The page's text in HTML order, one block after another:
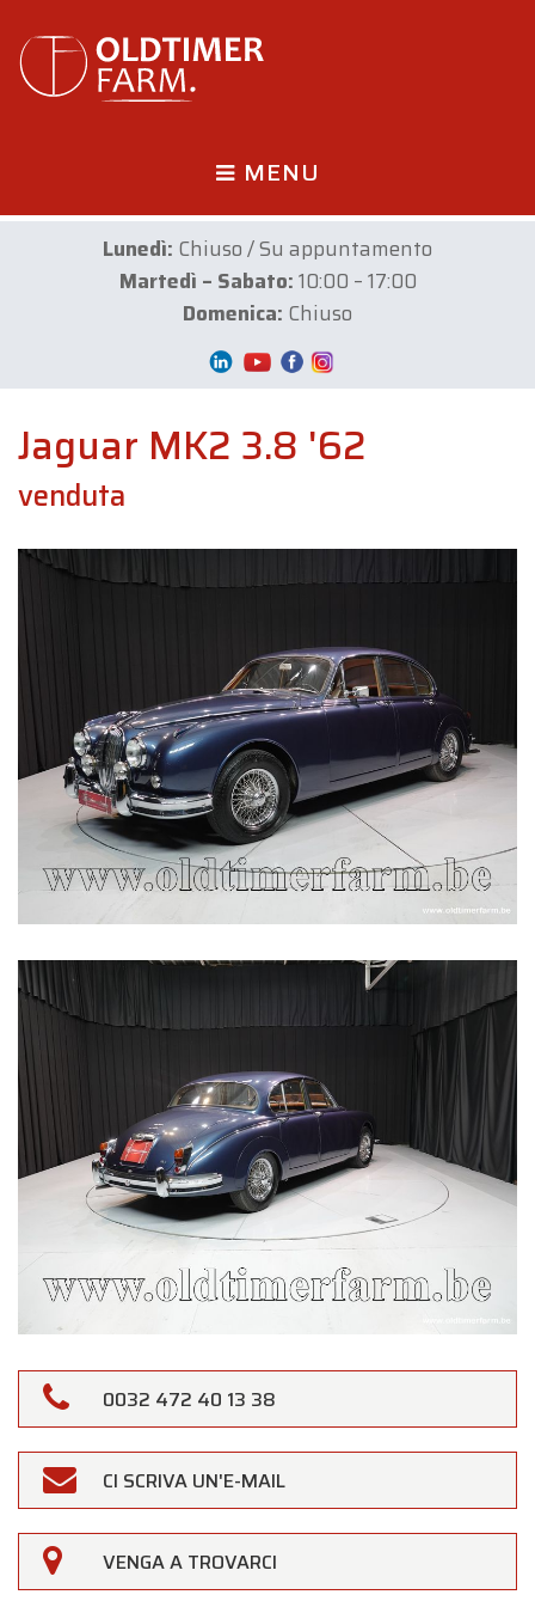
MENU
Lunedì: Chiuso / Su appuntamento
Martedì – Sabato:10:00 – 17:00
Domenica: Chiuso
Jaguar MK2 3.8 '62
venduta
0032 472 40 13 38
CI SCRIVA UN'E-MAIL
VENGA A TROVARCI
×
Oldtimerfarm
Gentili Clienti,